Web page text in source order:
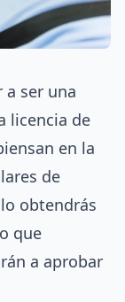
a ser una
licencia de
en la
de
obtendrás
que
a aprobar